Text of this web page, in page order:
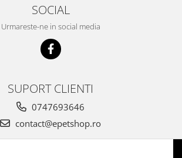
SOCIAL
Urmareste-ne in social media
SUPORT CLIENTI
0747693646
contact@epetshop.ro